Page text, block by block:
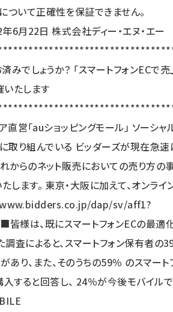
ついて正確性を保証できません。
6月22日 株式会社ディー・エヌ・エー
みでしょうか？ 「スマートフォンECで
たします
直営「auショッピングモール」 ソーシャ
取り組んでいる ビッダーズが現在急
からのネット販売においての売り方の
します。 東京・大阪に加えて、オンラ
dap/sv/aff1?
■皆様は、既にスマートフォンECの最適
から発表された調査によると、スマートフォン保有
り、また、そのうちの59％ のスマート
すると回答し、 24％が今後モバイル